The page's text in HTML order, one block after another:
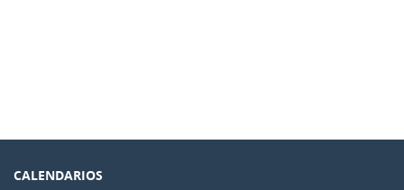
CALENDARIOS